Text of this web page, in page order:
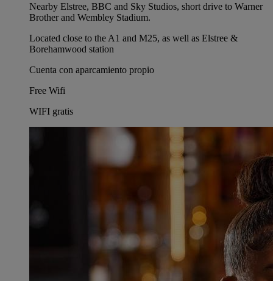
Nearby Elstree, BBC and Sky Studios, short drive to Warner
Brother and Wembley Stadium.
Located close to the A1 and M25, as well as Elstree &
Borehamwood station
Cuenta con aparcamiento propio
Free Wifi
WIFI gratis